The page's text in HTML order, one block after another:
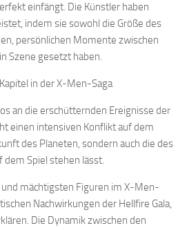
einfängt. Die Künstler haben
indem sie sowohl die Größe des
persönlichen Momente zwischen
Szene gesetzt haben.
in der X-Men-Saga
an die erschütternden Ereignisse der
einen intensiven Konflikt auf dem
des Planeten, sondern auch die des
Spiel stehen lässt.
mächtigsten Figuren im X-Men-
Nachwirkungen der Hellfire Gala,
Die Dynamik zwischen den